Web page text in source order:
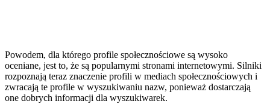
Powodem, dla którego profile społecznościowe są wysoko
oceniane, jest to, że są popularnymi stronami internetowymi. Silniki
rozpoznają teraz znaczenie profili w mediach społecznościowych i
zwracają te profile w wyszukiwaniu nazw, ponieważ dostarczają
one dobrych informacji dla wyszukiwarek.